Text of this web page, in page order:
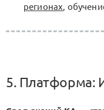
регионах,
5. Платформа: